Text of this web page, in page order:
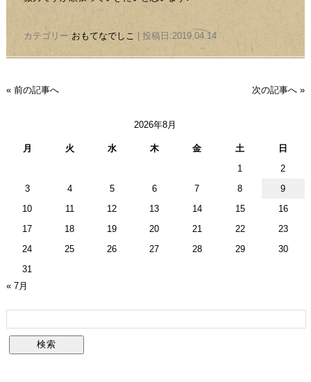
カテゴリー:おもてなでしこ | 投稿日:2019.04.14
« 前の記事へ 次の記事へ »
2026年8月
月 火 水 木 金 土
日
1
2
3
4 5 6 7 8
9
10
11 12 13 14 15
16
17
18 19 20 21 22
23
24
25 26 27 28 29
30
31
« 7月